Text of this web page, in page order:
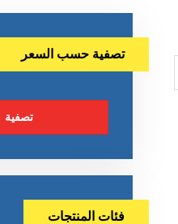
تصفية حسب السعر
تصفية
فئات المنتجات